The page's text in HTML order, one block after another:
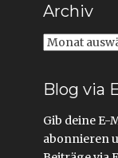
Archiv
Archiv
Blog via
Gib deine E-
abonnieren